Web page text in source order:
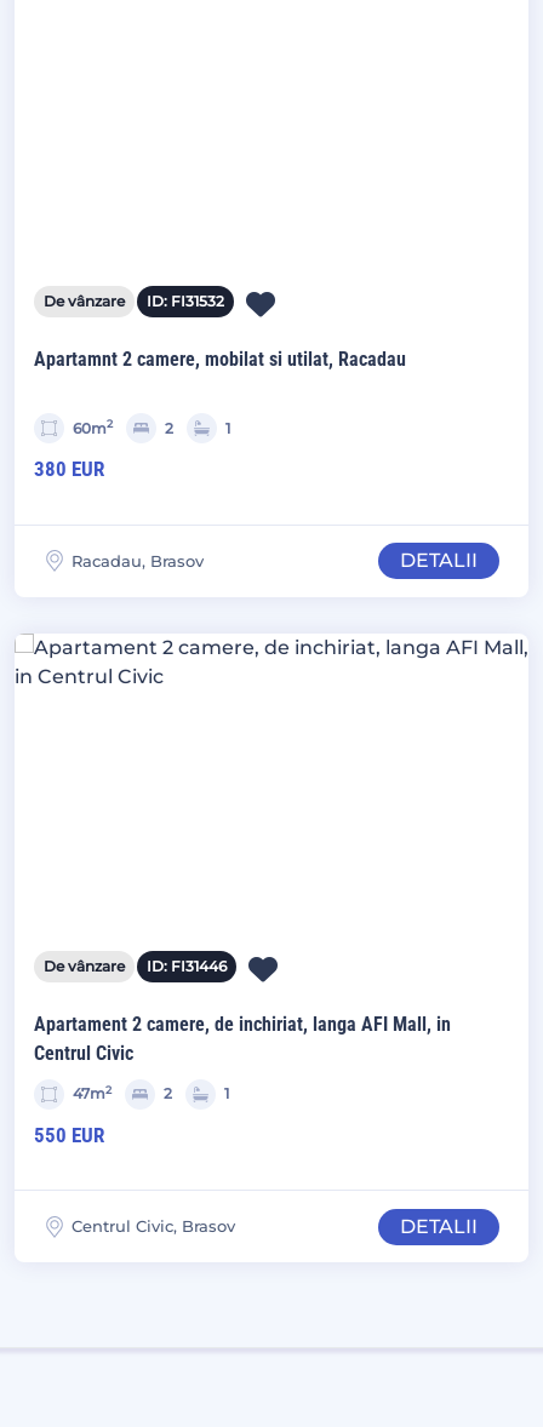
De vânzare ID: FI31532
Apartamnt 2 camere, mobilat si utilat, Racadau
60m2 2 1
380 EUR
Racadau, Brasov DETALII
De vânzare ID: FI31446
Apartament 2 camere, de inchiriat, langa AFI Mall, in
Centrul Civic
47m2 2 1
550 EUR
Centrul Civic, Brasov DETALII